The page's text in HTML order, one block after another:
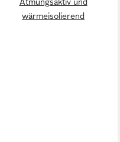
wärmeisolierend